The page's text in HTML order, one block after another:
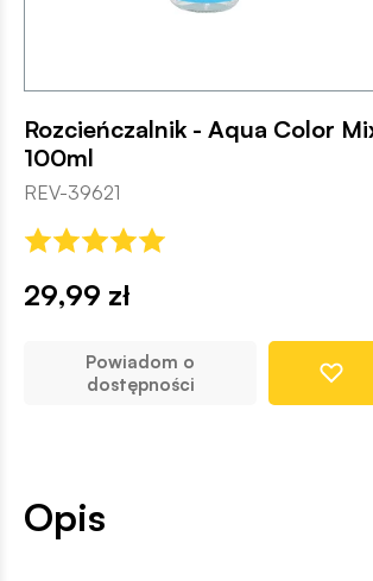
Rozcieńczalnik - Aqua Color
100ml
REV-39621
29,99 zł
Powiadom o
dostępności
Opis